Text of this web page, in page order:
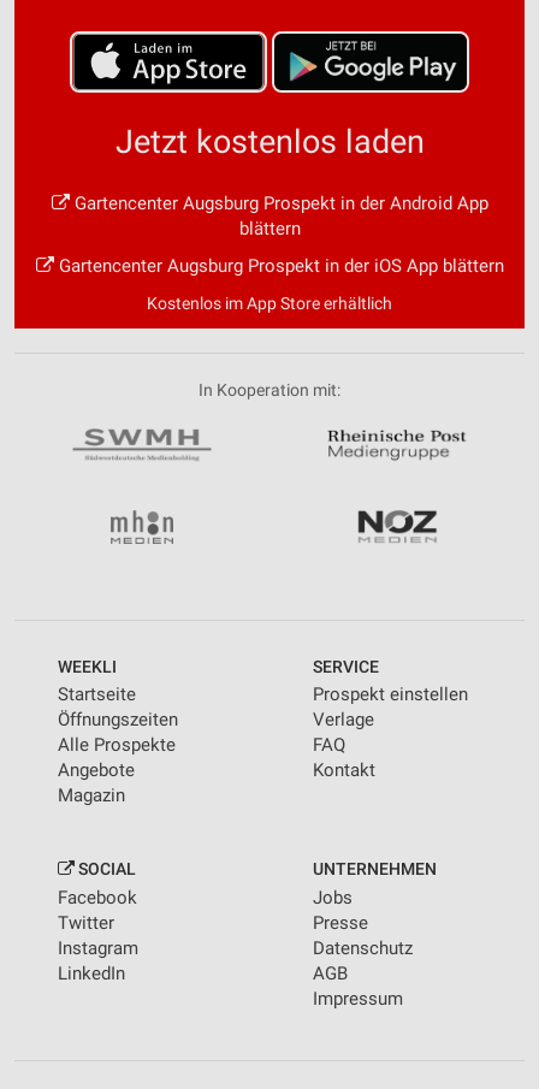
Jetzt kostenlos laden
Gartencenter Augsburg Prospekt in der Android App
blättern
Gartencenter Augsburg Prospekt in der iOS App blättern
Kostenlos im App Store erhältlich
In Kooperation mit:
WEEKLI
Startseite
Öffnungszeiten
Alle Prospekte
Angebote
Magazin
SERVICE
Prospekt einstellen
Verlage
FAQ
Kontakt
SOCIAL
Facebook
Twitter
Instagram
LinkedIn
UNTERNEHMEN
Jobs
Presse
Datenschutz
AGB
Impressum